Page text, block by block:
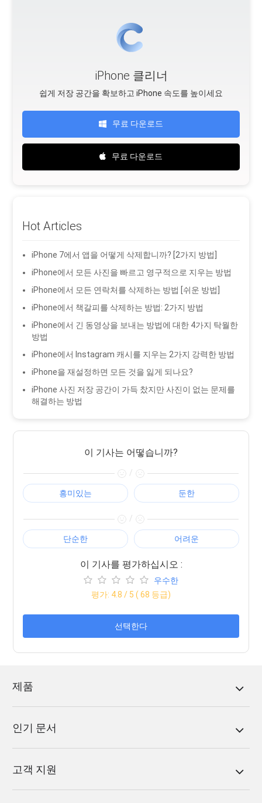
iPhone 클리너
쉽게 저장 공간을 확보하고 iPhone 속도를 높이세요
무료 다운로드
무료 다운로드
Hot Articles
iPhone 7에서 앱을 어떻게 삭제합니까? [2가지 방법]
iPhone에서 모든 사진을 빠르고 영구적으로 지우는 방법
iPhone에서 모든 연락처를 삭제하는 방법 [쉬운 방법]
iPhone에서 책갈피를 삭제하는 방법: 2가지 방법
iPhone에서 긴 동영상을 보내는 방법에 대한 4가지 탁월한
방법
iPhone에서 Instagram 캐시를 지우는 2가지 강력한 방법
iPhone을 재설정하면 모든 것을 잃게 되나요?
iPhone 사진 저장 공간이 가득 찼지만 사진이 없는 문제를
해결하는 방법
이 기사는 어떻습니까?
/
흥미있는 둔한
/
단순한 어려운
이 기사를 평가하십시오 :
우수한
평가: 4.8 / 5 ( 68 등급)
선택한다
제품
인기 문서
고객 지원